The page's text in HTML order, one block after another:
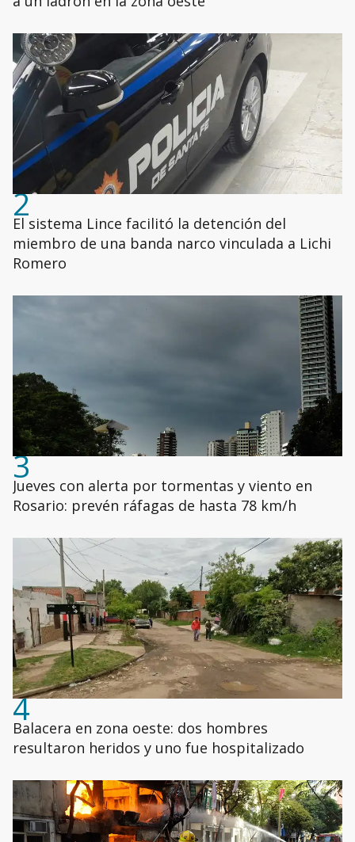
2
El sistema Lince facilitó la detención del
miembro de una banda narco vinculada a Lichi
Romero
3
Jueves con alerta por tormentas y viento en
Rosario: prevén ráfagas de hasta 78 km/h
4
Balacera en zona oeste: dos hombres
resultaron heridos y uno fue hospitalizado